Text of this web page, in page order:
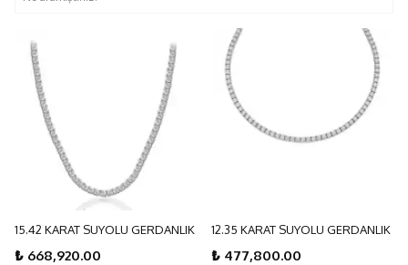
15.42 KARAT SUYOLU GERDANLIK
₺ 668,920.00
12.35 KARAT SUYOLU GERDANLIK
₺ 477,800.00